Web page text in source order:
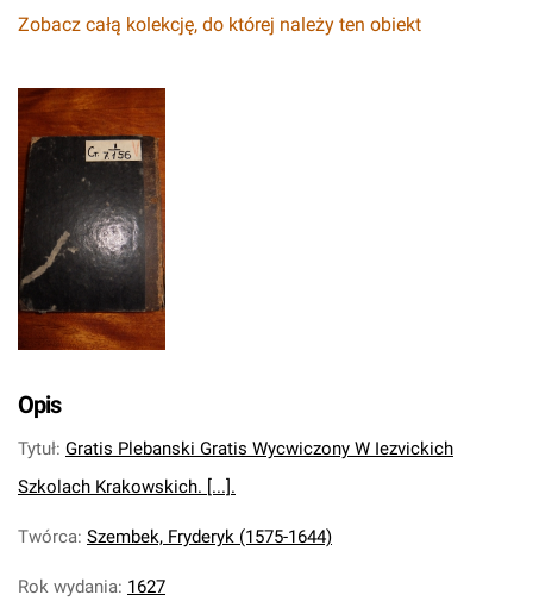
Zobacz całą kolekcję, do której należy ten obiekt
Opis
Tytuł: Gratis Plebanski Gratis Wycwiczony W Iezvickich
Szkolach Krakowskich. [...].
Twórca: Szembek, Fryderyk (1575-1644)
Rok wydania: 1627